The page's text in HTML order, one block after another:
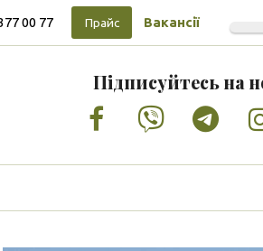
00 77 Прайс Вакансії
Підписуйтесь на
Facebook
Vimeo